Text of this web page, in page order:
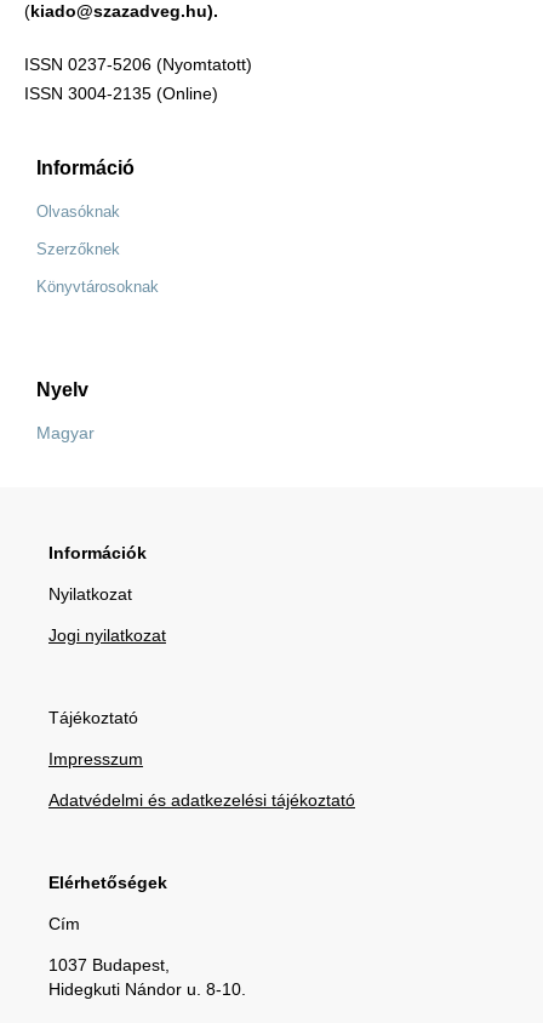
(kiado@szazadveg.hu).
ISSN 0237-5206 (Nyomtatott)
ISSN 3004-2135 (Online)
Információ
Olvasóknak
Szerzőknek
Könyvtárosoknak
Nyelv
Magyar
Információk
Nyilatkozat
Jogi nyilatkozat
Tájékoztató
Impresszum
Adatvédelmi és adatkezelési tájékoztató
Elérhetőségek
Cím
1037 Budapest,
Hidegkuti Nándor u. 8-10.